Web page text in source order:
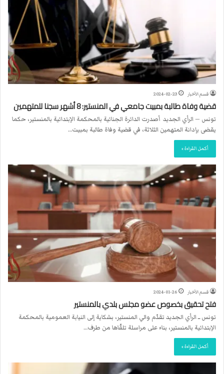
قسم الأخبار 2024-02-23
قضية وفاة طالبة بمبيت جامعي في المنستير: 8 أشهر سجنا للمتهمين
تونس — الرأي الجديد أصدرت الدائرة الجنائية بالمحكمة الإبتدائية بالمنستير، حكما
يقضى بإدانة المتهمين الثلاثة، في قضية وفاة طالبة بمبيت…
أكمل القراءة »
قسم الأخبار 2024-01-26
فتح تحقيق بخصوص عضو مجلس بلدي بالمنستير
تونس ــ الرأي الجديد تقدّم والي المنستير، بشكاية إلى النيابة العمومية بالمحكمة
الإبتدائية بالمنستير، بناء على مراسلة تلقّاها من طرف…
أكمل القراءة »